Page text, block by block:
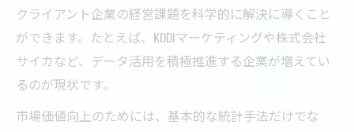
クライアント企業の経営課題を科学的に解決に導くこと
ができます。たとえば、KDDIマーケティングや株式会社
サイカなど、データ活用を積極推進する企業が増えてい
るのが現状です。
市場価値向上のためには、基本的な統計手法だけでな